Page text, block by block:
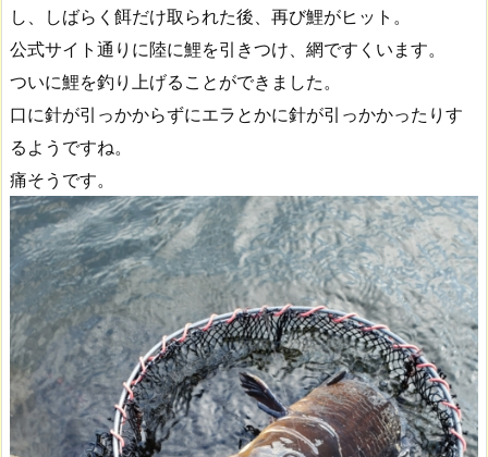
し、しばらく餌だけ取られた後、再び鯉がヒット。
公式サイト通りに陸に鯉を引きつけ、網ですくいます。
ついに鯉を釣り上げることができました。
口に針が引っかからずにエラとかに針が引っかかったりす
るようですね。
痛そうです。